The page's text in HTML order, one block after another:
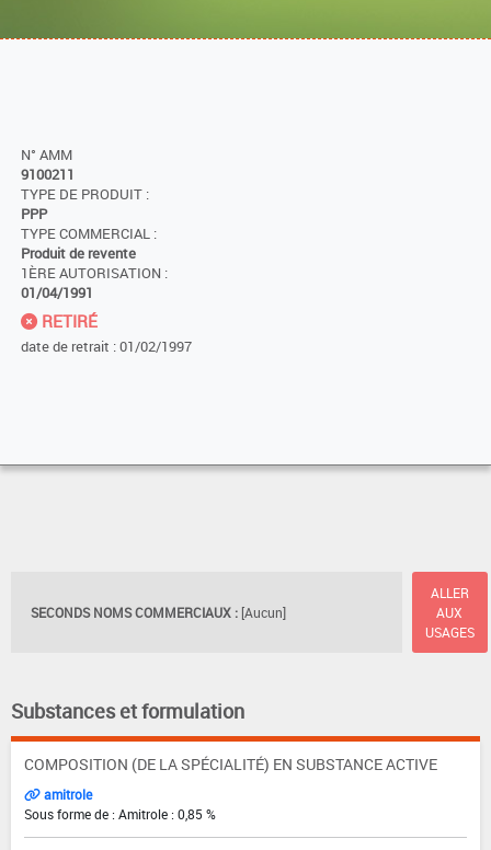
N° AMM
9100211
TYPE DE PRODUIT :
PPP
TYPE COMMERCIAL :
Produit de revente
1ÈRE AUTORISATION :
01/04/1991
RETIRÉ
date de retrait : 01/02/1997
SECONDS NOMS COMMERCIAUX : [Aucun]
ALLER
AUX
USAGES
Substances et formulation
COMPOSITION (DE LA SPÉCIALITÉ) EN SUBSTANCE ACTIVE
amitrole
Sous forme de : Amitrole : 0,85 %